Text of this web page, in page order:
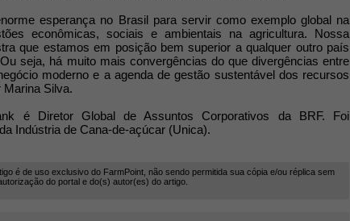
esperança no Brasil para servir como exemplo global na
econômicas, sociais e ambientais na agricultura. Nossa
que estamos em posição bem superior a qualquer outro país
seja, há muito mais convergências do que divergências entre
moderno e a agenda de gestão sustentável dos recursos
Marina Silva.
é Diretor Global de Assuntos Corporativos da BRF. Foi
Indústria de Cana-de-açúcar (Unica).
é de uso exclusivo do FarmPoint, não sendo permitida sua cópia e/ou réplica sem
do portal e do(s) autor(es) do artigo.